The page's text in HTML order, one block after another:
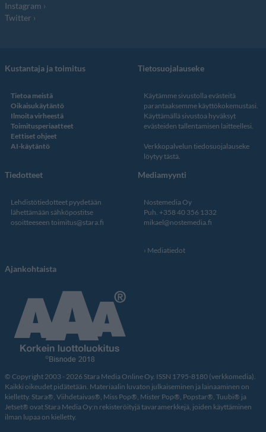
Instagram
Twitter
Kustantaja ja toimitus
Tietoa meistä
Oikaisukäytäntö
Ilmoita virheestä
Toimitusperiaatteet
Eettiset ohjeet
AI-käytäntö
Tietosuojalauseke
Käytämme sivustolla evästeitä
parantaaksemme käyttökokemustasi.
Käyttämällä sivustoa hyväksyt
evästeiden tallentamisen laitteellesi.
Verkkopalvelun tiedosuojalauseke
löytyy tästä.
Tiedotteet
Lehdistötiedotteet pyydetään
lähettämään sähköpostitse
osoitteeseen toimitus@stara.fi
Mediamyynti
Nostemedia Oy
Puh. +358 40 356 1332
mikael@nostemedia.fi
Mediatiedot
Ajankohtaista
© Copyright 2003 - 2026 Stara Media Online Oy. ISSN 1795-8180 (verkkomedia).
Kaikki oikeudet pidätetään. Materiaalin luvaton julkaiseminen ja lainaaminen on
kielletty. Stara®, Viihdetaivas®, Miss Pop®, Mister Pop®, Popstar®, Tuubi® ja
Jetset® ovat Stara Media Oy:n rekisteröityjä tavaramerkkejä, joiden käyttäminen
ilman lupaa on kielletty.